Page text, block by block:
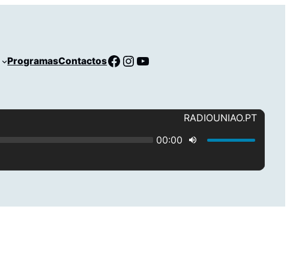
ProgramasContactosFacebook InstagramYouTube